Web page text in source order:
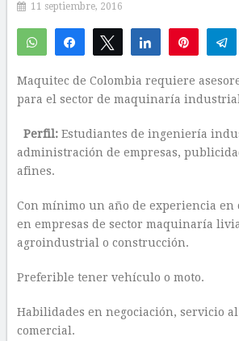
11 septiembre, 2016
WhatsAppCompartirTwittear Compartir
Maquitec de Colombia requiere
para el sector de maquinaría
Perfil:Estudiantes de ingeniería
administración de empresas,
afines.
Con mínimo un año de experiencia en
en empresas de sector maquinaría
agroindustrial o construcción.
Preferible tener vehículo o moto.
Habilidades en negociación, servicio
comercial.